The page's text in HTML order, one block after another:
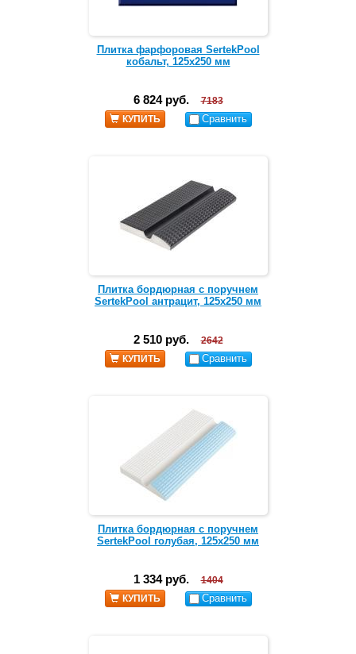
Плитка фарфоровая SertekPool
кобальт, 125х250 мм
6 824 руб.
7183
КУПИТЬ
Сравнить
Плитка бордюрная с поручнем
SertekPool антрацит, 125х250 мм
2 510 руб.
2642
КУПИТЬ
Сравнить
Плитка бордюрная с поручнем
SertekPool голубая, 125х250 мм
1 334 руб.
1404
КУПИТЬ
Сравнить